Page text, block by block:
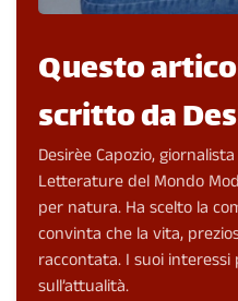
Questo
scritto da
Desirèe Capozio,
Letterature del Mondo
per natura. Ha scelto la
convinta che la vita,
raccontata. I suoi
sull’attualità.